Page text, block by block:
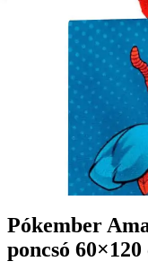
Pókember
poncsó 60×120